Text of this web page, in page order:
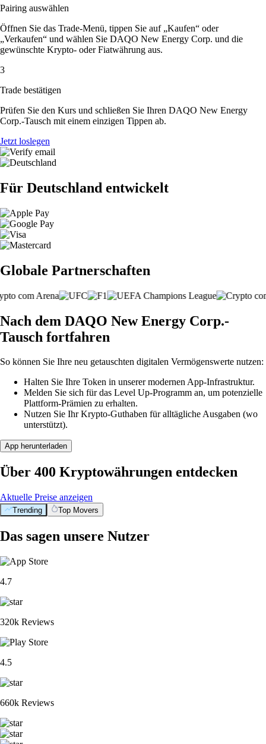
Pairing auswählen
Öffnen Sie das Trade-Menü, tippen Sie auf „Kaufen“ oder
„Verkaufen“ und wählen Sie DAQO New Energy Corp. und die
gewünschte Krypto- oder Fiatwährung aus.
3
Trade bestätigen
Prüfen Sie den Kurs und schließen Sie Ihren DAQO New Energy
Corp.-Tausch mit einem einzigen Tippen ab.
Jetzt loslegen
Für Deutschland entwickelt
Globale Partnerschaften
Nach dem DAQO New Energy Corp.-
Tausch fortfahren
So können Sie Ihre neu getauschten digitalen Vermögenswerte nutzen:
Halten Sie Ihre Token in unserer modernen App-Infrastruktur.
Melden Sie sich für das Level Up-Programm an, um potenzielle
Plattform-Prämien zu erhalten.
Nutzen Sie Ihr Krypto-Guthaben für alltägliche Ausgaben (wo
unterstützt).
App herunterladen
Über 400 Kryptowährungen entdecken
Aktuelle Preise anzeigen
Trending Top Movers
Das sagen unsere Nutzer
4.7
320k Reviews
4.5
660k Reviews